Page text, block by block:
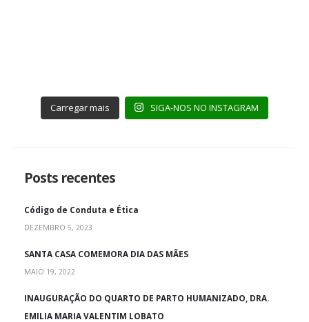
Carregar mais SIGA-NOS NO INSTAGRAM
Posts recentes
Código de Conduta e Ética
DEZEMBRO 5, 2023
SANTA CASA COMEMORA DIA DAS MÃES
MAIO 19, 2022
INAUGURAÇÃO DO QUARTO DE PARTO HUMANIZADO, DRA.
EMILIA MARIA VALENTIM LOBATO